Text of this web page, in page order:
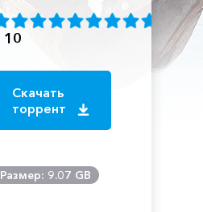
10
Скачать
торрент
Размер: 9.07 GB